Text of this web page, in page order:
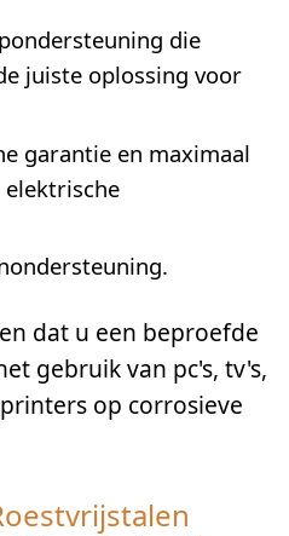
die
juiste oplossing voor
garantie en maximaal
dat u een beproefde
gebruik van pc's, tv's,
op corrosieve